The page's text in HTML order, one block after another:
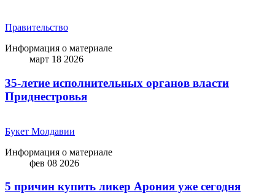
Правительство
Информация о материале
март 18 2026
35-летие исполнительных органов власти
Приднестровья
Букет Молдавии
Информация о материале
фев 08 2026
5 причин купить ликep Арония уже сегодня